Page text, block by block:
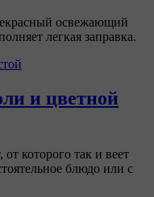
освежающий
легкая заправка.
и цветной
которого так и веет
блюдо или с